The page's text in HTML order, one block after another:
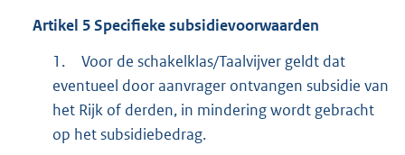
Artikel 5Specifieke subsidievoorwaarden
1.
Voor de schakelklas/Taalvijver geldt dat
eventueel door aanvrager ontvangen subsidie van
het Rijk of derden, in mindering wordt gebracht
op het subsidiebedrag.